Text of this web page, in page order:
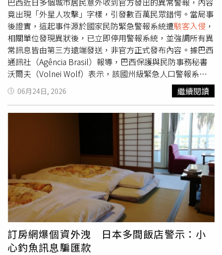
竟出現「外星人攻擊」字樣，引發數百萬民眾錯愕。當局事
後證實，這起事件源於國家民防緊急警報系統遭駭客入侵 ，
相關單位發現異狀後，已立即停用警報系統，並強調所有異
常訊息皆由第三方遠端發送，非官方正式發布內容。據巴西
通訊社（Agência Brasil）報導，巴西保護與民防事務秘書
沃爾夫（Volnei Wolf）表示，該國州級緊急人口警報系統
日前遭到非法入侵，導致系統被遠端操控並發送錯誤訊息，
部分居民手機甚至收到要求「保護自己免受外星人攻擊」的
通知，內容還夾雜拼字錯誤。據了解，其中一則警報寫道
「注意：外星人攻擊。人類，我們已經到達。」引發社群媒
體熱議與恐慌。巴西國家民防部門隨後透過官方臉書表示，
事件發生後已立即停用相關警報系統，並強調所有異常訊息
皆由與官方無關的第三方遠端發送，非正式發布內容。此
外，網路安全媒體Cybernews近日也揭露一起重大物流資安
事件，駭客透過釣魚攻擊、假冒中介與貨物轉運等手法，成
功竊取一批原本供應給沃爾瑪（Walmart）的保險套與潤滑
劑，總價值約170萬美元。該事件涉及Global Protection
Corp.，其為全球避孕用品大廠Karex旗下子公司，目前相關
資安漏洞與損失仍在進一步調查中。
06月24日, 2026 繼續閱讀
訂房網爆個資外洩 日本多間飯店警示：小
心釣魚訊息騙匯款